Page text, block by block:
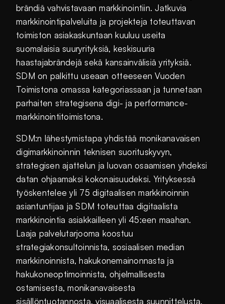
brändiä vahvistavaan markkinointiin. Jatkuvia
markkinointipalveluita ja projekteja toteuttavan
toimiston asiakaskuntaan kuuluu useita
suomalaisia suuryrityksiä, keskisuuria
haastajabrändejä sekä kansainvälisiä yrityksiä.
SDM on palkittu useaan otteeseen Vuoden
Toimistona omassa kategoriassaan ja tunnetaan
parhaiten strategisena digi- ja performance-
markkinointitoimistona.
SDM:n lähestymistapa yhdistää monikanavaisen
digimarkkinoinnin teknisen suorituskyvyn,
strategisen ajattelun ja luovan osaamisen yhdeksi
datan ohjaamaksi kokonaisuudeksi. Yrityksessä
työskentelee yli 75 digitaalisen markkinoinnin
asiantuntijaa ja SDM toteuttaa digitaalista
markkinointia asiakkailleen yli 45:een maahan.
Laaja palvelutarjooma koostuu
strategiakonsultoinnista, sosiaalisen median
markkinoinnista, hakukonemainonnasta ja
hakukoneoptimoinnista, ohjelmallisesta
ostamisesta, monikanavaisesta
sisällöntuotannosta, visuaalisesta suunnittelusta,